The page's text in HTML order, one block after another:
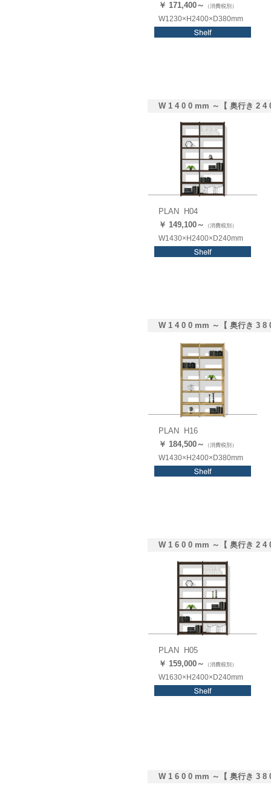
￥ 171,400～ （消費税別）
W1230×H2400×D380mm
W 1 4 0 0 mm ～【 奥行き 2 4
PLAN H04
￥ 149,100～ （消費税別）
W1430×H2400×D240mm
W 1 4 0 0 mm ～【 奥行き 3 8
PLAN H16
￥ 184,500～
（消費税別）
W1430×H2400×D380mm
W 1 6 0 0 mm ～【 奥行き 2 4
PLAN H05
￥ 159,000～ （消費税別）
W1630×H2400×D240mm
W 1 6 0 0 mm ～【 奥行き 3 8